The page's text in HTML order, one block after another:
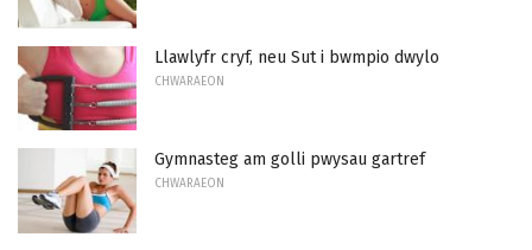
Llawlyfr cryf, neu Sut i bwmpio dwylo
CHWARAEON
Gymnasteg am golli pwysau gartref
CHWARAEON